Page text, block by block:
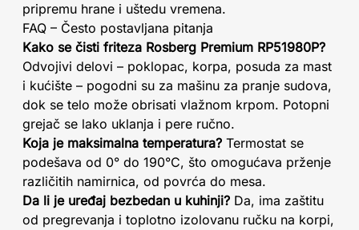
pripremu hrane i uštedu vremena.
FAQ – Često postavljana pitanja
Kako se čisti friteza Rosberg Premium RP51980P?
Odvojivi delovi – poklopac, korpa, posuda za mast
i kućište – pogodni su za mašinu za pranje sudova,
dok se telo može obrisati vlažnom krpom. Potopni
grejač se lako uklanja i pere ručno.
Koja je maksimalna temperatura? Termostat se
podešava od 0° do 190°C, što omogućava prženje
različitih namirnica, od povrća do mesa.
Da li je uređaj bezbedan u kuhinji? Da, ima zaštitu
od pregrevanja i toplotno izolovanu ručku na korpi,